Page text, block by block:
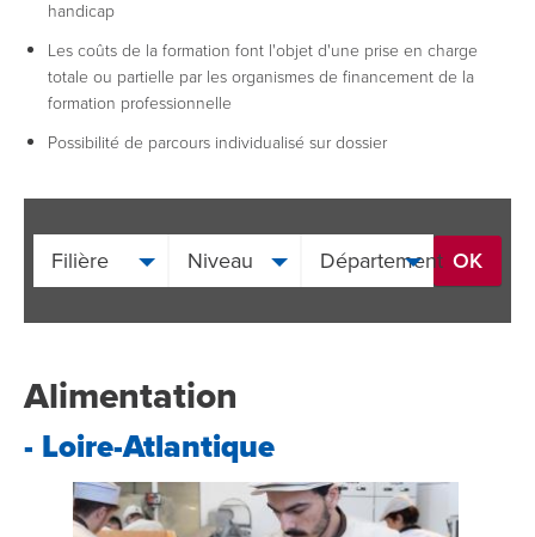
handicap
Les coûts de la formation font l'objet d'une prise en charge
totale ou partielle par les organismes de financement de la
formation professionnelle
​Possibilité de parcours individualisé sur dossier
Filière Niveau Département
Alimentation
- Loire-Atlantique